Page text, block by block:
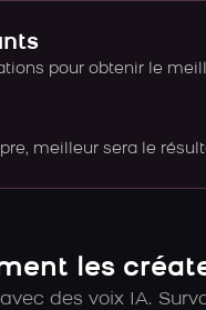
pour obtenir le
meilleur sera le
les
des voix IA.